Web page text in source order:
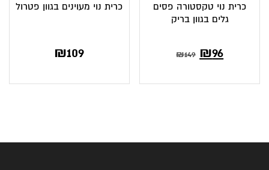
כרית נוי טקסטורה פסים
גלים בגוון בריק
₪149 המחיר
₪96המחיר
כרית נוי מעוינים בגוון פטרול
₪109